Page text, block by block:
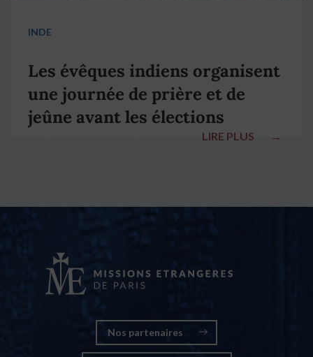
INDE
Les évêques indiens organisent
une journée de prière et de
jeûne avant les élections
LIRE PLUS →
Nos partenaires